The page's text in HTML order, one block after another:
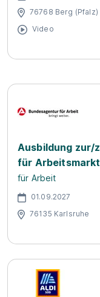
76768 Berg (Pfalz)
Video
Ausbildung zur/
für
für Arbeit
01.09.2027
76135 Karlsruhe